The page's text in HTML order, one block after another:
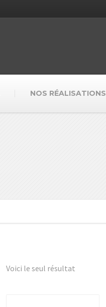
NOS RÉALISATIONS
Voici le seul résultat